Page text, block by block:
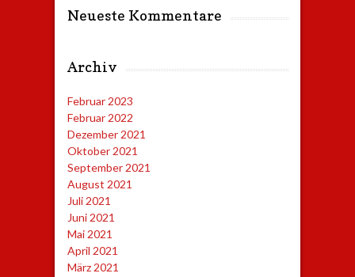
Neueste Kommentare
Archiv
Februar 2023
Februar 2022
Dezember 2021
Oktober 2021
September 2021
August 2021
Juli 2021
Juni 2021
Mai 2021
April 2021
März 2021